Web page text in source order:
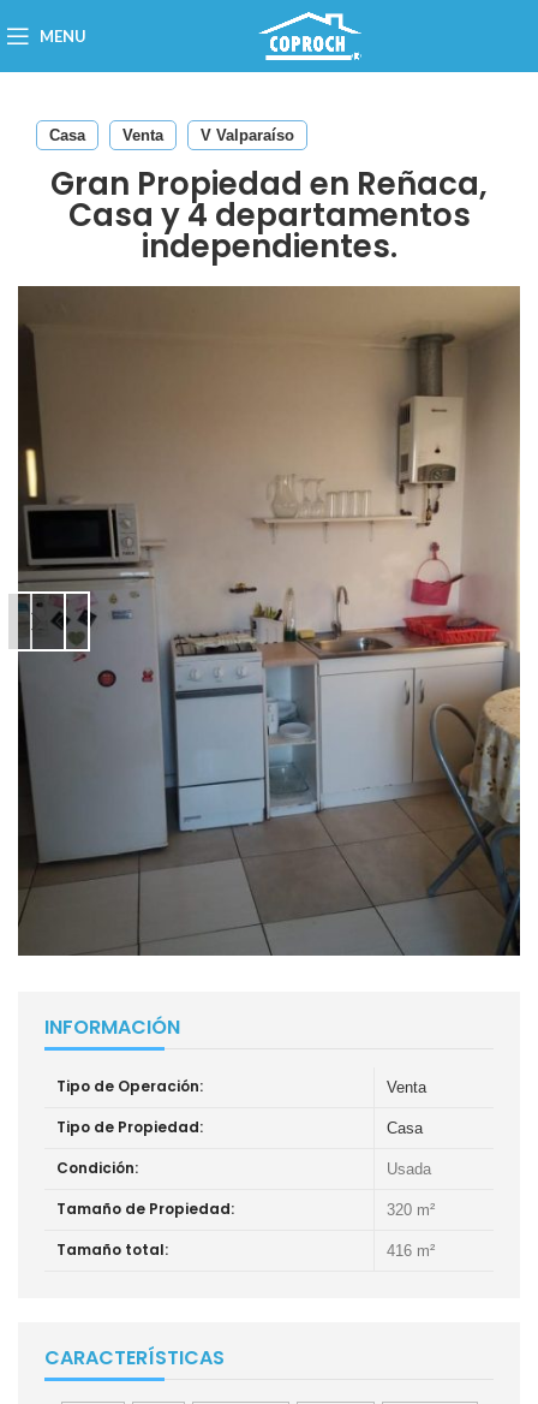
MENU
Casa Venta V Valparaíso
Gran Propiedad en Reñaca,
Casa y 4 departamentos
independientes.
INFORMACIÓN
Tipo de Operación: Venta
Tipo de Propiedad: Casa
Condición: Usada
Tamaño de Propiedad: 320 m²
Tamaño total: 416 m²
CARACTERÍSTICAS